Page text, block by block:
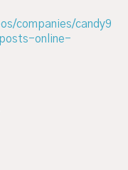
companies/candy9
online-